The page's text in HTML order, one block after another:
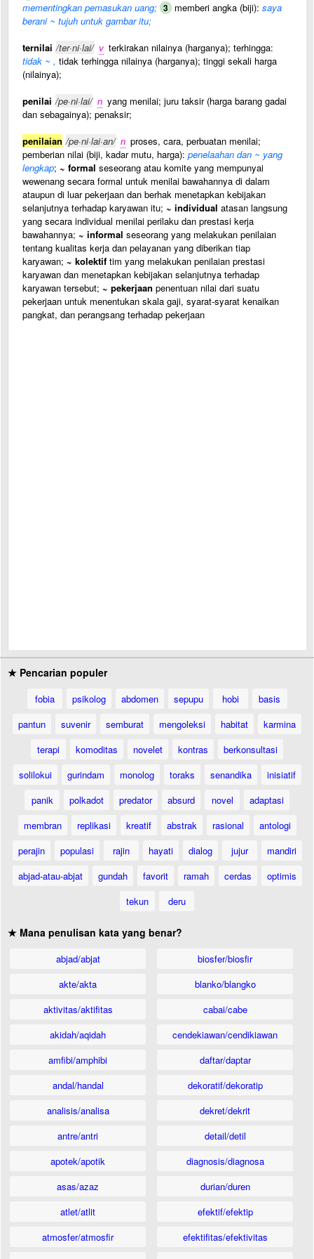
mementingkan pemasukan uang; 3 memberi angka (biji): saya
berani ~ tujuh untuk gambar itu;
ternilai /ter·ni·lai/ v terkirakan nilainya (harganya); terhingga:
tidak ~ , tidak terhingga nilainya (harganya); tinggi sekali harga
(nilainya);
penilai /pe·ni·lai/ n yang menilai; juru taksir (harga barang gadai
dan sebagainya); penaksir;
penilaian /pe·ni·lai·an/ n proses, cara, perbuatan menilai;
pemberian nilai (biji, kadar mutu, harga): penelaahan dan ~ yang
lengkap; ~ formal seseorang atau komite yang mempunyai
wewenang secara formal untuk menilai bawahannya di dalam
ataupun di luar pekerjaan dan berhak menetapkan kebijakan
selanjutnya terhadap karyawan itu; ~ individual atasan langsung
yang secara individual menilai perilaku dan prestasi kerja
bawahannya; ~ informal seseorang yang melakukan penilaian
tentang kualitas kerja dan pelayanan yang diberikan tiap
karyawan; ~ kolektif tim yang melakukan penilaian prestasi
karyawan dan menetapkan kebijakan selanjutnya terhadap
karyawan tersebut; ~ pekerjaan penentuan nilai dari suatu
pekerjaan untuk menentukan skala gaji, syarat-syarat kenaikan
pangkat, dan perangsang terhadap pekerjaan
★ Pencarian populer
fobia psikolog abdomen sepupu hobi
basis
pantun
suvenir semburat mengoleksi habitat
karmina
terapi
komoditas novelet kontras
berkonsultasi
solilokui
gurindam monolog toraks senandika
inisiatif
panik
polkadot predator absurd novel
adaptasi
membran
replikasi kreatif abstrak rasional
antologi
perajin
populasi rajin hayati dialog jujur
mandiri
abjad-atau-abjat
gundah favorit ramah cerdas
optimis
tekun
deru
★ Mana penulisan kata yang benar?
abjad/abjat
akte/akta
aktivitas/aktifitas
akidah/aqidah
amfibi/amphibi
andal/handal
analisis/analisa
antre/antri
apotek/apotik
asas/azaz
atlet/atlit
atmosfer/atmosfir
biosfer/biosfir
blanko/blangko
cabai/cabe
cendekiawan/cendikiawan
daftar/daptar
dekoratif/dekoratip
dekret/dekrit
detail/detil
diagnosis/diagnosa
durian/duren
efektif/efektip
efektifitas/efektivitas